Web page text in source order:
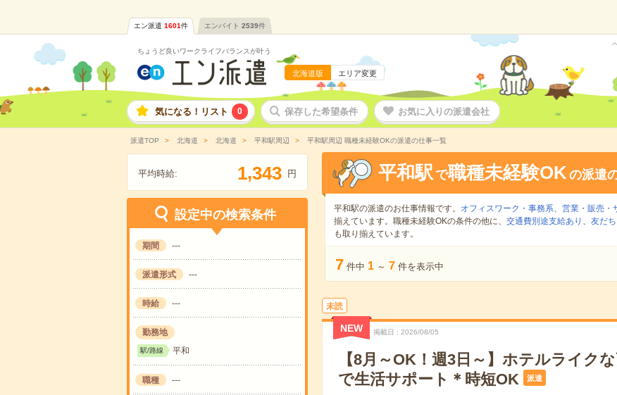
エン派遣 1601件 エンバイト 2539件
ちょうど良いワークライフバランスが叶う
北海道版 エリア変更
気になる！リスト 0 保存した希望条件 お気に入りの派遣会社
派遣TOP 北海道 北海道 平和駅周辺 平和駅周辺 職種未経験OKの派遣の仕事一覧
平均時給: 1,343 円
設定中の検索条件
期間 ---
派遣形式 ---
時給 ---
勤務地
駅/路線 平和
職種 ---
平和駅 で職種未経験OKの派遣
平和駅の派遣のお仕事情報です。 オフィスワーク・事務系、 営業・販売・
揃えています。職種未経験OKの条件の他に、 交通費別途支給あり 、 友だ
も取り揃えています。
7 件中 1 ～ 7 件を表示中
未読
NEW 掲載日 2026/08/05
【8月～OK！週3日～】ホテルライク
で生活サポート＊時短OK
派遣